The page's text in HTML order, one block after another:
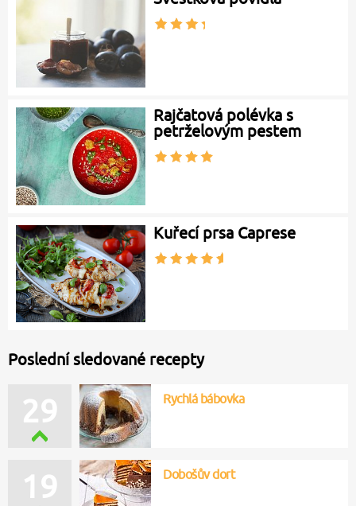
Rajčatová polévka s
petrželovým pestem
Kuřecí prsa Caprese
Poslední sledované recepty
29 Rychlá bábovka
19 Dobošův dort